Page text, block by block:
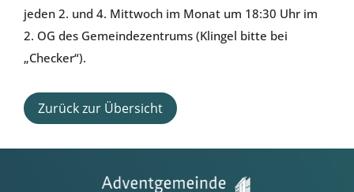
jeden 2. und 4. Mittwoch im Monat um 18:30 Uhr im
2. OG des Gemeindezentrums (Klingel bitte bei
„Checker“).
Zurück zur Übersicht